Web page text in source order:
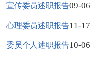
宣传委员述职报告09-06
心理委员述职报告11-17
委员个人述职报告10-06